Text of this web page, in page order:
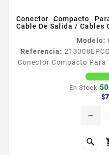
Conector Compacto
Cable De Salida / Cables
Modelo:
Referencia: 213308
Conector Compacto Para
De Salida / Cables
CON1003 Conector de
Salida Herramienta
práctica
conexión
En Stock
remove
